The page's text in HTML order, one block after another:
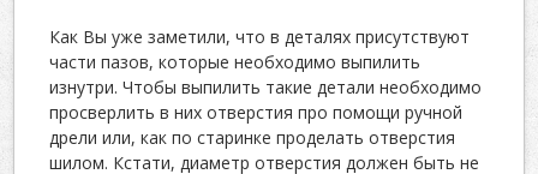
Как Вы уже заметили, что в деталях присутствуют
части пазов, которые необходимо выпилить
изнутри. Чтобы выпилить такие детали необходимо
просверлить в них отверстия про помощи ручной
дрели или, как по старинке проделать отверстия
шилом. Кстати, диаметр отверстия должен быть не